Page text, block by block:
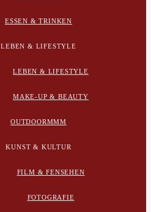
ESSEN & TRINKEN
LEBEN & LIFESTYLE
LEBEN & LIFESTYLE
MAKE-UP & BEAUTY
OUTDOORMMM
KUNST & KULTUR
FILM & FENSEHEN
FOTOGRAFIE